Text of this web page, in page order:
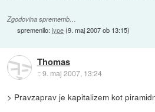
Zgodovina sprememb…
spremenilo:jype(9. maj 2007 ob 13:15)
Thomas
::9. maj 2007, 13:24
> Pravzaprav je kapitalizem kot